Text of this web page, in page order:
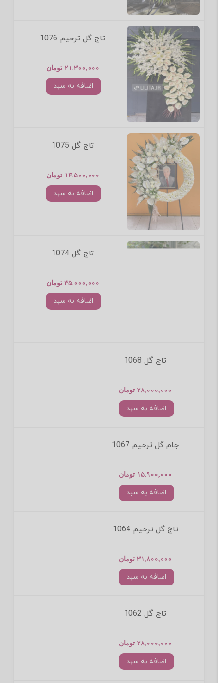
تاج گل ترحیم 1076
21,300,000 تومان
اضافه به سبد
تاج گل 1075
14,500,000 تومان
اضافه به سبد
تاج گل 1074
35,000,000 تومان
اضافه به سبد
تاج گل 1068
28,000,000 تومان
اضافه به سبد
جام گل ترحیم 1067
15,900,000 تومان
اضافه به سبد
تاج گل ترحیم 1064
31,800,000 تومان
اضافه به سبد
تاج گل 1062
28,000,000 تومان
اضافه به سبد